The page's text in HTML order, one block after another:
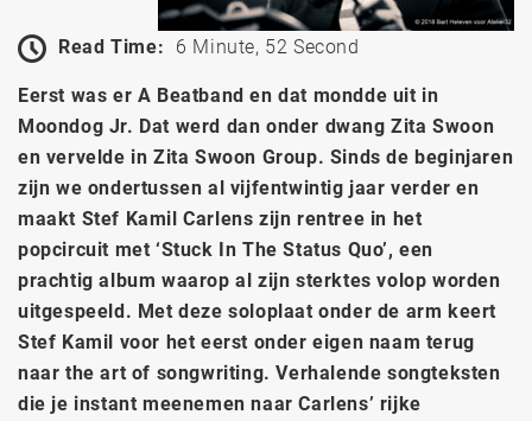
Read Time: 6 Minute, 52 Second
Eerst was er A Beatband en dat mondde uit in
Moondog Jr. Dat werd dan onder dwang Zita Swoon
en vervelde in Zita Swoon Group. Sinds de beginjaren
zijn we ondertussen al vijfentwintig jaar verder en
maakt Stef Kamil Carlens zijn rentree in het
popcircuit met ‘Stuck In The Status Quo’, een
prachtig album waarop al zijn sterktes volop worden
uitgespeeld. Met deze soloplaat onder de arm keert
Stef Kamil voor het eerst onder eigen naam terug
naar the art of songwriting.Verhalende songteksten
die je instant meenemen naar Carlens’ rijke